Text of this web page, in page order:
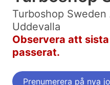
Turboshop
Uddevalla
Observera att
passerat.
Prenumerera på nya